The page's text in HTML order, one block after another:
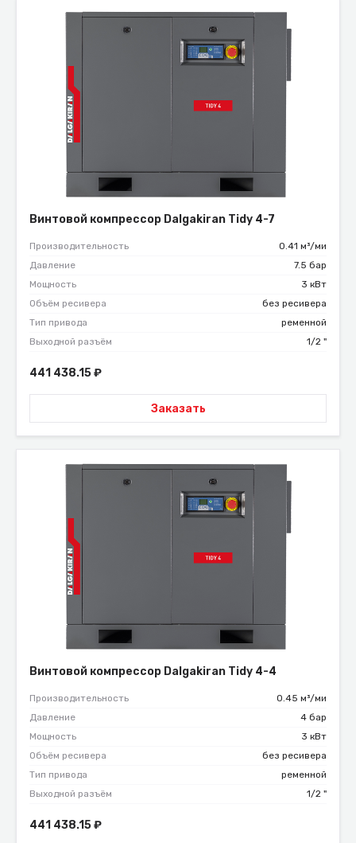
Винтовой компрессор Dalgakiran Tidy 4-7
Производительность
0.41 м³/ми
Давление
7.5 бар
Мощность
3 кВт
Объём ресивера
без ресивера
Тип привода
ременной
Выходной разъём
1/2 "
441 438.15₽
Заказать
Винтовой компрессор Dalgakiran Tidy 4-4
Производительность
0.45 м³/ми
Давление
4 бар
Мощность
3 кВт
Объём ресивера
без ресивера
Тип привода
ременной
Выходной разъём
1/2 "
441 438.15₽